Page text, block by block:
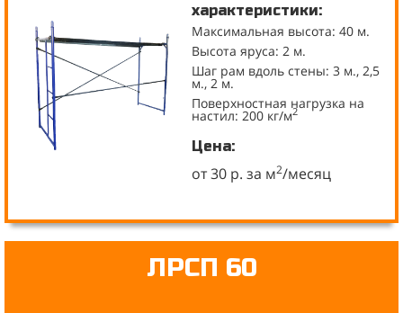
характеристики:
Максимальная высота: 40 м.
Высота яруса: 2 м.
Шаг рам вдоль стены: 3 м., 2,5
м., 2 м.
Поверхностная нагрузка на
настил: 200 кг/м2
Цена:
от 30 р. за м2/месяц
ЛРСП 60